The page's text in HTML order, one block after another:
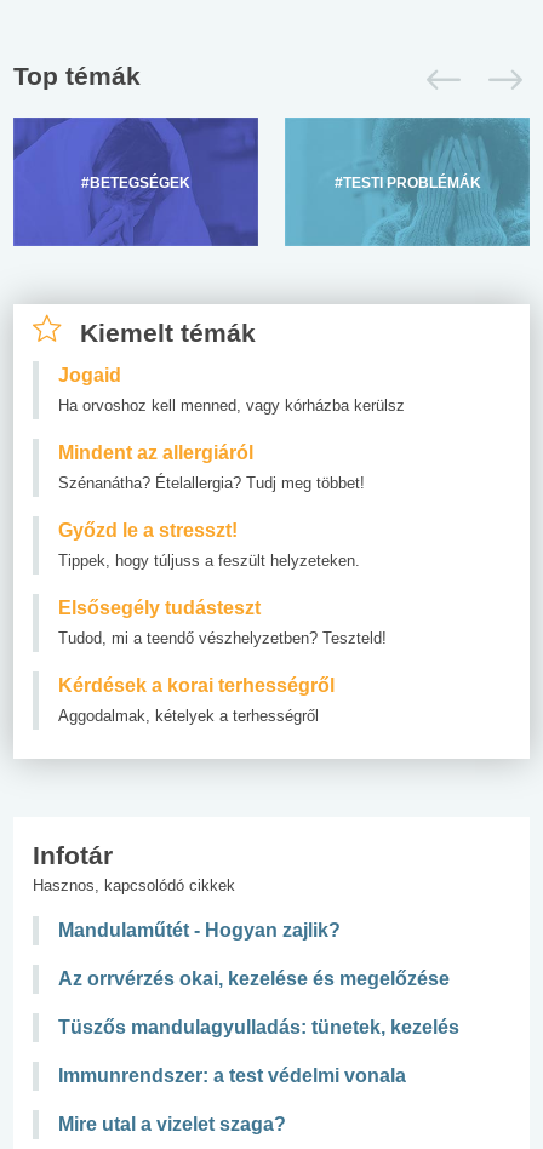
Top témák
#BETEGSÉGEK #TESTI PROBLÉMÁK
Kiemelt témák
Jogaid
Ha orvoshoz kell menned, vagy kórházba kerülsz
Mindent az allergiáról
Szénanátha? Ételallergia? Tudj meg többet!
Győzd le a stresszt!
Tippek, hogy túljuss a feszült helyzeteken.
Elsősegély tudásteszt
Tudod, mi a teendő vészhelyzetben? Teszteld!
Kérdések a korai terhességről
Aggodalmak, kételyek a terhességről
Infotár
Hasznos, kapcsolódó cikkek
Mandulaműtét - Hogyan zajlik?
Az orrvérzés okai, kezelése és megelőzése
Tüszős mandulagyulladás: tünetek, kezelés
Immunrendszer: a test védelmi vonala
Mire utal a vizelet szaga?